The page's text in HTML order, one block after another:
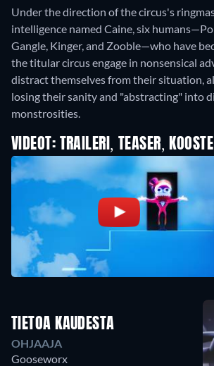
Under the direction of the circus's
intelligence named Caine, six
Gangle, Kinger, and Zooble—who have
the titular circus engage in nonsensical
distract themselves from their situation,
losing their sanity and "abstracting" into
monstrosities.
VIDEOT: TRAILERI, TEASER, KOOSTE
TIETOA KAUDESTA
OHJAAJA
Gooseworx